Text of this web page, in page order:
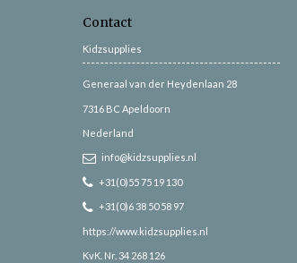
Contact
Kidzsupplies
Generaal van der Heydenlaan 28
7316 BC Apeldoorn
Nederland
info@kidzsupplies.nl
+31(0)55 75 19 130
+31(0)6 38 50 58 97
https://www.kidzsupplies.nl
KvK. Nr. 34 268 126